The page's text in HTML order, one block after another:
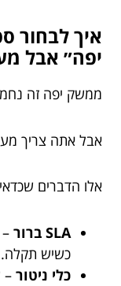
איך לבחור
יפה״ אבל
ממשק יפה זה
אבל אתה צריך
אלו הדברים
SLA ברור
כשיש תקלה.
כלי ניטור –